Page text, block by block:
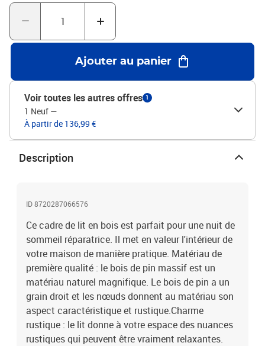
votre corps pendant le sommeil. Remarque :La livraison comprend
uniquement un cadre de lit. Le matelas n'est pas inclus. Vous
assortis.Ce cadre de lit convient à un matelas mesurant 120 x 200
cm.Couleur : noirMatériau : bois de pin massifDimensions totales :
204 x 123,5 x 21 cm (L x l x H)Dimensions du matelas
correspondant : 120 x 200 cm (l x L) (matelas non
inclus)L'assemblage est requis
Ajouter au panier
Voir toutes les autres offres 1
1 Neuf —
À partir de 136,99 €
Description
ID 8720287066576
Ce cadre de lit en bois est parfait pour une nuit de
sommeil réparatrice. Il met en valeur l'intérieur de
votre maison de manière pratique. Matériau de
première qualité : le bois de pin massif est un
matériau naturel magnifique. Le bois de pin a un
grain droit et les nœuds donnent au matériau son
aspect caractéristique et rustique.Charme
rustique : le lit donne à votre espace des nuances
rustiques qui peuvent être vraiment relaxantes.